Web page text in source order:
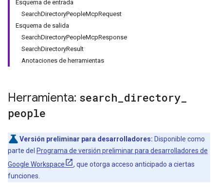
Esquema de entrada
SearchDirectoryPeopleMcpRequest
Esquema de salida
SearchDirectoryPeopleMcpResponse
SearchDirectoryResult
Anotaciones de herramientas
Herramienta: search directory
people
Versión preliminar para desarrolladores: Disponible como
parte del Programa de versión preliminar para desarrolladores de
Google Workspace
, que otorga acceso anticipado a ciertas
funciones.